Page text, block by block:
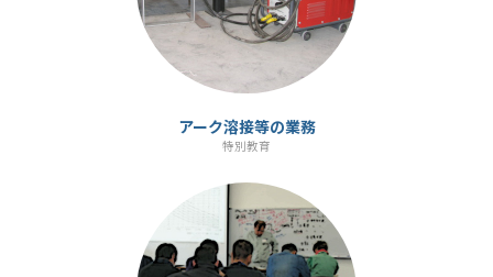
アーク溶接等の業務
特別教育